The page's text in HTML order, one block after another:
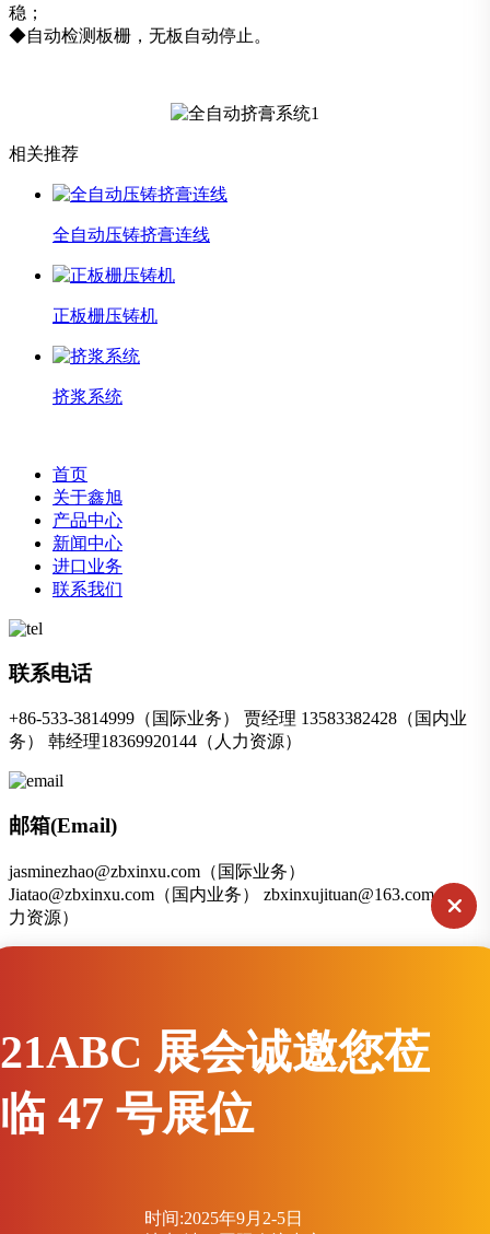
稳；
◆自动检测板栅，无板自动停止。
相关推荐
全自动压铸挤膏连线
正板栅压铸机
挤浆系统
首页
关于鑫旭
产品中心
新闻中心
进口业务
联系我们
联系电话
+86-533-3814999（国际业务） 贾经理 13583382428（国内业
务） 韩经理18369920144（人力资源）
邮箱(Email)
jasminezhao@zbxinxu.com（国际业务）
Jiatao@zbxinxu.com（国内业务） zbxinxujituan@163.com（人
力资源）
山东省淄博市张店区兴园路9号
扫一扫联系
21ABC 展会诚邀您莅
临 47 号展位
时间:2025年9月2-5日